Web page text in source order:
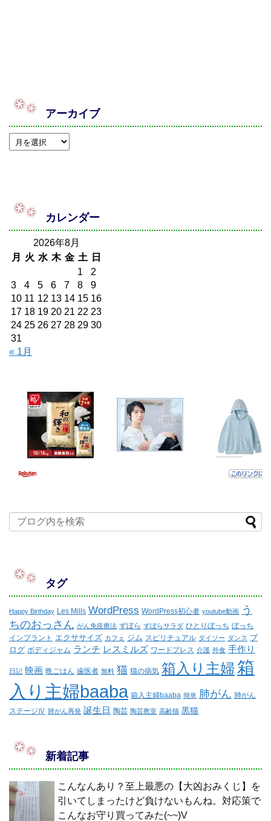
アーカイブ
カレンダー
2026年8月
月
火 水 木 金 土
日
1
2
3
4 5 6 7 8
9
10 11 12 13 14 15 16
17 18 19 20 21 22 23
24 25 26 27 28 29 30
31
« 1月
タグ
Happy Birthday Les Mills WordPress WordPress初心者 youtube動画 う
ちのおっさん がん免疫療法 ずぼら ずぼらサラダ ひとりぼっち ぼっち
インプラント エクササイズ カフェ ジム スピリチュアル ダイソー ダンス ブ
ログ ボディジャム ランチ レスミルズ ワードプレス 介護 外食 手作り
日記 映画 晩ごはん 歯医者 無料 猫 猫の病気 箱入り主婦箱
入り主婦baaba 箱入主婦baaba 簡単 肺がん 肺がん
ステージⅣ 肺がん再発 誕生日 陶芸 陶芸教室 高齢猫 黒猫
新着記事
こんなんあり？至上最悪の【大凶おみくじ】を
引いてしまったけど負けないもんね。対応策で
こんなお守り買ってみた(~~)V